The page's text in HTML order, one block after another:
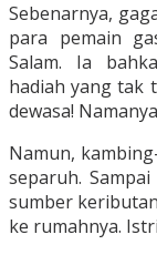
Sebenarnya,
para pemain
Salam. Ia
hadiah yang tak
dewasa!
Namun,
separuh.
sumber
ke rumahnya.